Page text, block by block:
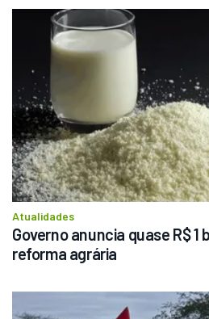
Atualidades
Governo anuncia quase R$ 1